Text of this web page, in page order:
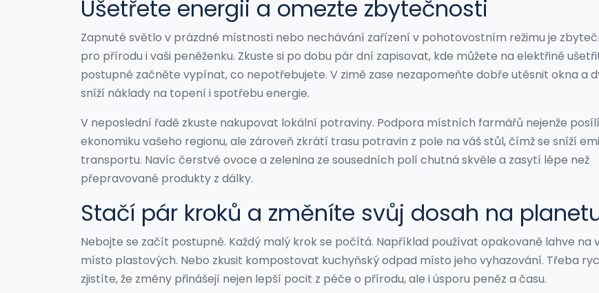
Ušetřete energii a omezte zbytečnosti
Zapnuté světlo v prázdné místnosti nebo nechávání zařízení v pohotovostním režimu je
pro přírodu i vaši peněženku. Zkuste si po dobu pár dní zapisovat, kde můžete na elektřině
postupně začněte vypínat, co nepotřebujete. V zimě zase nezapomeňte dobře utěsnit okna a
sníží náklady na topení i spotřebu energie.
V neposlední řadě zkuste nakupovat lokální potraviny. Podpora místních farmářů nejenže posílí
ekonomiku vašeho regionu, ale zároveň zkrátí trasu potravin z pole na váš stůl, čímž se sníží
transportu. Navíc čerstvé ovoce a zelenina ze sousedních polí chutná skvěle a zasytí lépe než
přepravované produkty z dálky.
Stačí pár kroků a změníte svůj dosah na
Nebojte se začít postupně. Každý malý krok se počítá. Například používat opakovaně lahve na
místo plastových. Nebo zkusit kompostovat kuchyňský odpad místo jeho vyhazování. Třeba
zjistíte, že změny přinášejí nejen lepší pocit z péče o přírodu, ale i úsporu peněz a času.